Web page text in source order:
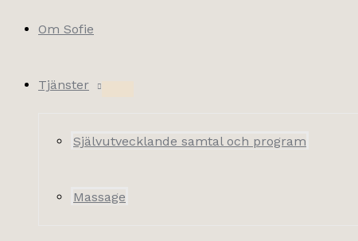
Om Sofie
Tjänster
Självutvecklande samtal och program
Massage